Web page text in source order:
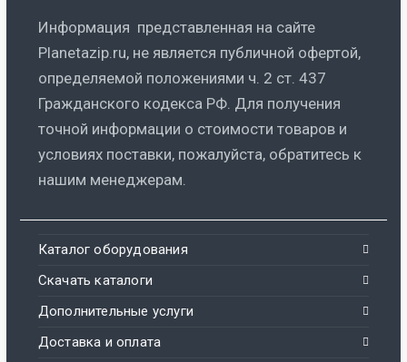
Информация представленная на сайте
Planetazip.ru, не является публичной офертой,
определяемой положениями ч. 2 ст. 437
Гражданского кодекса РФ. Для получения
точной информации о стоимости товаров и
условиях поставки, пожалуйста, обратитесь к
нашим менеджерам.
Каталог оборудования
Скачать каталоги
Дополнительные услуги
Доставка и оплата